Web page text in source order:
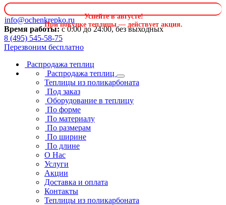
Успейте в августе!
При покупке теплицы — действует акция.
info@ochenkrepko.ru
Время работы:с 0:00 до 24:00, без выходных
8 (495) 545-58-75
Перезвоним бесплатно
Распродажа теплиц
Распродажа теплиц
Теплицы из поликарбоната
Под заказ
Оборудование в теплицу
По форме
По материалу
По размерам
По ширине
По длине
О Нас
Услуги
Акции
Доставка и оплата
Контакты
Теплицы из поликарбоната